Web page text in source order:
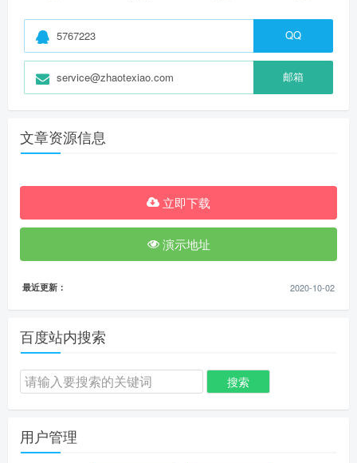
5767223 QQ
service@zhaotexiao.com 邮箱
文章资源信息
立即下载
演示地址
最近更新： 2020-10-02
百度站内搜索
用户管理